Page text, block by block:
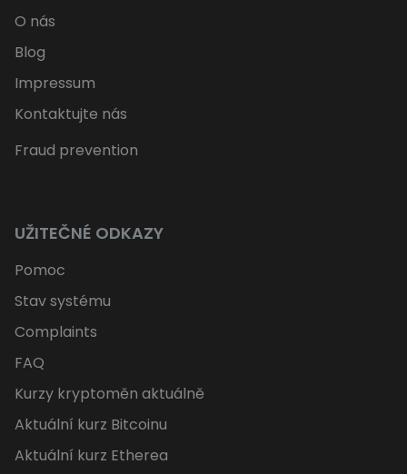
O nás
Blog
Impressum
Kontaktujte nás
Fraud prevention
UŽITEČNÉ ODKAZY
Pomoc
Stav systému
Complaints
FAQ
Kurzy kryptoměn aktuálně
Aktuální kurz Bitcoinu
Aktuální kurz Etherea